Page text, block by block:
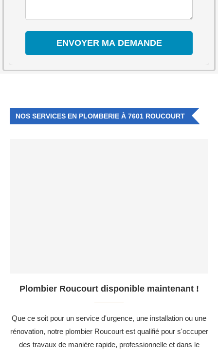
NOS SERVICES EN PLOMBERIE À 7601 ROUCOURT
Plombier Roucourt disponible maintenant !
Que ce soit pour un service d'urgence, une installation ou une
rénovation, notre plombier Roucourt est qualifié pour s'occuper
des travaux de manière rapide, professionnelle et dans le